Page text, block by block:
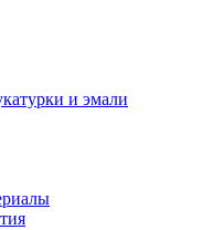
и эмали